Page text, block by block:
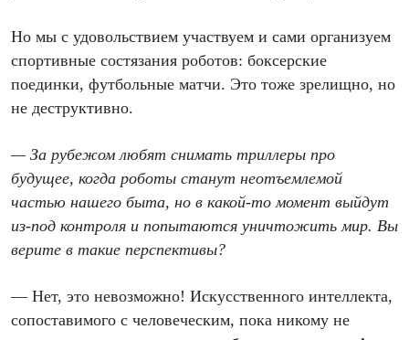
Но мы с удовольствием участвуем и сами организуем
спортивные состязания роботов: боксерские
поединки, футбольные матчи. Это тоже зрелищно, но
не деструктивно.
— За рубежом любят снимать триллеры про
будущее, когда роботы станут неотъемлемой
частью нашего быта, но в какой-то момент выйдут
из-под контроля и попытаются уничтожить мир. Вы
верите в такие перспективы?
— Нет, это невозможно! Искусственного интеллекта,
сопоставимого с человеческим, пока никому не